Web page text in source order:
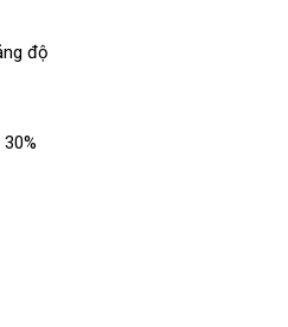
độ